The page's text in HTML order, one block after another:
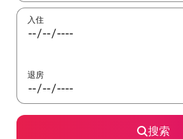
入住
退房
搜索